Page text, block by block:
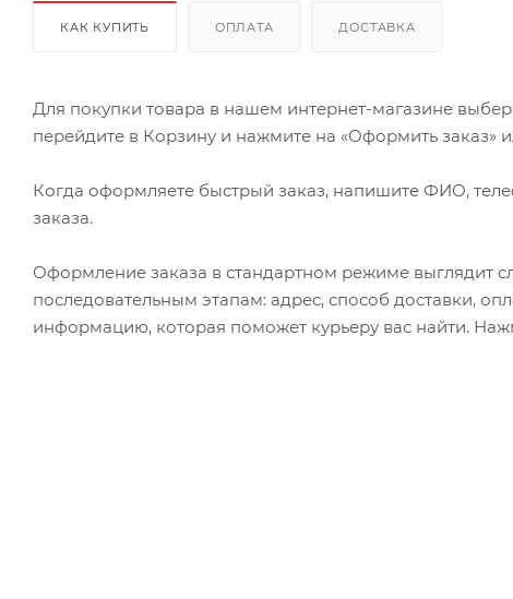
КАК КУПИТЬ ОПЛАТА ДОСТАВКА
Для покупки товара в нашем интернет-магазине
перейдите в Корзину и нажмите на «Оформить заказ»
Когда оформляете быстрый заказ, напишите ФИО,
заказа.
Оформление заказа в стандартном режиме выглядит
последовательным этапам: адрес, способ доставки,
информацию, которая поможет курьеру вас найти.